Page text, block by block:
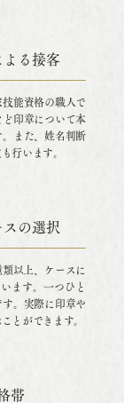
よる接客
能資格の職人で
印章について本
また、姓名判断
行います。
スの選択
以上、ケースに
ます。一つひと
。実際に印章や
とができます。
帯